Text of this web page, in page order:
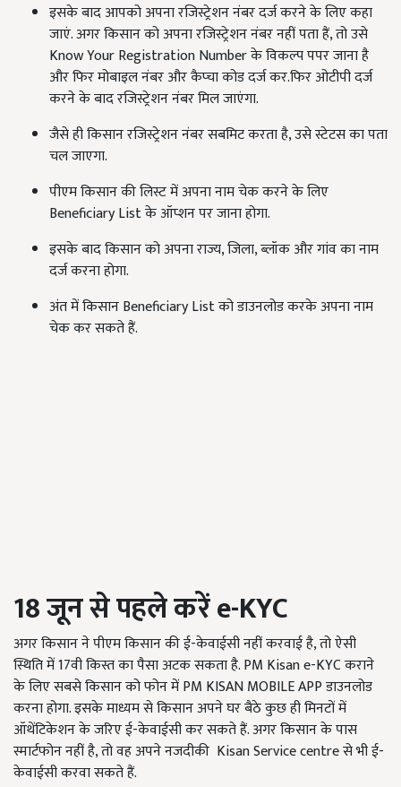
इसके बाद आपको अपना रजिस्ट्रेशन नंबर दर्ज करने के लिए कहा
जाएं. अगर किसान को अपना रजिस्ट्रेशन नंबर नहीं पता हैं, तो उसे
Know Your Registration Number के विकल्प पपर जाना है
और फिर मोबाइल नंबर और कैप्चा कोड दर्ज कर.फिर ओटीपी दर्ज
करने के बाद रजिस्ट्रेशन नंबर मिल जाएंगा.
जैसे ही किसान रजिस्ट्रेशन नंबर सबमिट करता है, उसे स्टेटस का पता
चल जाएगा.
पीएम किसान की लिस्ट में अपना नाम चेक करने के लिए
Beneficiary List के ऑप्शन पर जाना होगा.
इसके बाद किसान को अपना राज्य, जिला, ब्लॉक और गांव का नाम
दर्ज करना होगा.
अंत में किसान Beneficiary List को डाउनलोड करके अपना नाम
चेक कर सकते हैं.
18जून से पहले करें e-KYC
अगर किसान ने पीएम किसान की ई-केवाईसी नहीं करवाई है, तो ऐसी
स्थिति में 17वी किस्त का पैसा अटक सकता है. PM Kisan e-KYC कराने
के लिए सबसे किसान को फोन में PM KISAN MOBILE APP डाउनलोड
करना होगा. इसके माध्यम से किसान अपने घर बैठे कुछ ही मिनटों में
ऑथेंटिकेशन के जरिए ई-केवाईसी कर सकते हैं. अगर किसान के पास
स्मार्टफोन नहीं है, तो वह अपने नजदीकी Kisan Service centre से भी ई-
केवाईसी करवा सकते हैं.